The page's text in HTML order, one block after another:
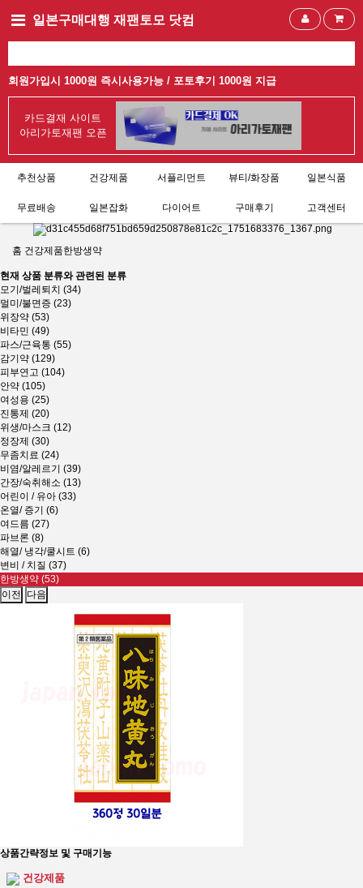
일본구매대행 재팬토모 닷컴
회원가입시 1000원 즉시사용가능 / 포토후기 1000원 지급
카드결재 사이트
아리가토재팬 오픈
추천상품 건강제품 서플리먼트 뷰티/화장품 일본식품
무료배송 일본잡화 다이어트 구매후기 고객센터
홈 건강제품한방생약
현재 상품 분류와 관련된 분류
모기/벌레퇴치 (34)
멀미/불면증 (23)
위장약 (53)
비타민 (49)
파스/근육통 (55)
감기약 (129)
피부연고 (104)
안약 (105)
여성용 (25)
진통제 (20)
위생/마스크 (12)
정장제 (30)
무좀치료 (24)
비염/알레르기 (39)
간장/숙취해소 (13)
어린이 / 유아 (33)
온열/ 증기 (6)
여드름 (27)
파브론 (8)
해열/ 냉각/쿨시트 (6)
변비 / 치질 (37)
한방생약 (53)
이전
다음
상품간략정보 및 구매기능
건강제품